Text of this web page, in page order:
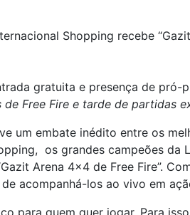
Shopping recebe
gratuita e presença de pró-
Free Fire e tarde de partidas
um embate inédito entre os
os grandes campeões da
Arena 4×4 de Free Fire”.
acompanhá-los ao vivo em
para quem quer jogar. Para